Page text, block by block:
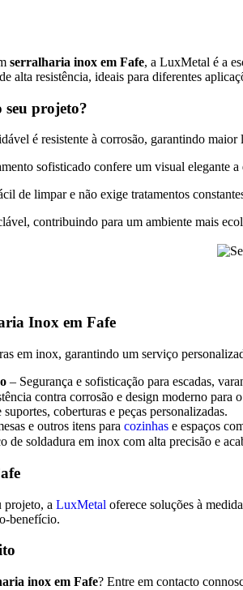
serralharia inox em Fafe, a LuxMetal é a
alta resistência, ideais para diferentes
seu projeto?
é resistente à corrosão, garantindo maior
sofisticado confere um visual elegante
de limpar e não exige tratamentos
contribuindo para um ambiente mais
Inox em Fafe
em inox, garantindo um serviço
– Segurança e sofisticação para escadas,
contra corrosão e design moderno para
coberturas e peças personalizadas.
e outros itens paracozinhas e espaços
de soldadura em inox com alta precisão e
projeto, a LuxMetal oferece soluções à
benefício.
inox em Fafe? Entre em contacto